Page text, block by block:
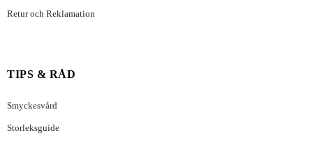
Retur och Reklamation
TIPS & RÅD
Smyckesvård
Storleksguide